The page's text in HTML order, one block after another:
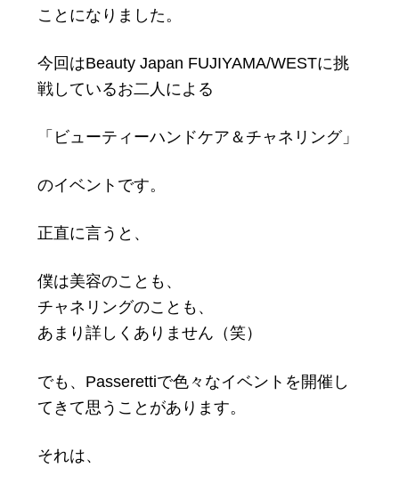
ことになりました。
今回はBeauty Japan FUJIYAMA/WESTに挑
戦しているお二人による
「ビューティーハンドケア＆チャネリング」
のイベントです。
正直に言うと、
僕は美容のことも、
チャネリングのことも、
あまり詳しくありません（笑）
でも、Passerettiで色々なイベントを開催し
てきて思うことがあります。
それは、